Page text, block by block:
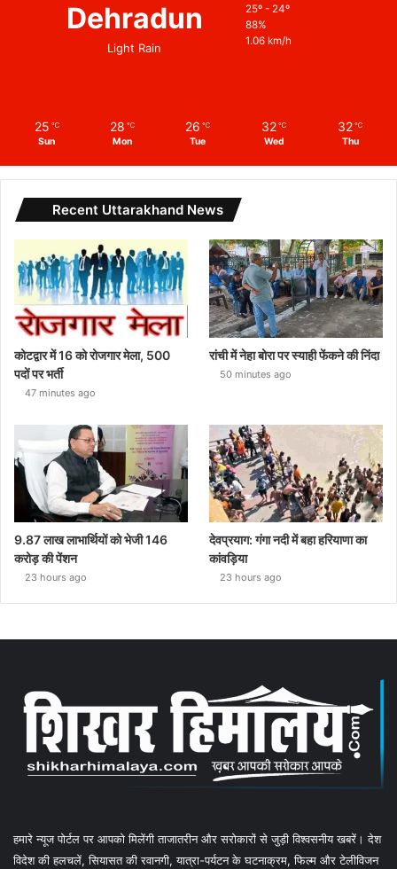
Dehradun
Light Rain
25º - 24º
88%
1.06 km/h
25 ℃
Sun
28 ℃
Mon
26 ℃
Tue
32 ℃
Wed
32 ℃
Thu
Recent Uttarakhand News
कोटद्वार में 16 को रोजगार मेला, 500
पदों पर भर्ती
47 minutes ago
रांची में नेहा बोरा पर स्याही फेंकने की निंदा
50 minutes ago
9.87 लाख लाभार्थियों को भेजी 146
करोड़ की पेंशन
23 hours ago
देवप्रयाग: गंगा नदी में बहा हरियाणा का
कांवड़िया
23 hours ago
हमारे न्यूज पोर्टल पर आपको मिलेंगी ताजातरीन और सरोकारों से जुड़ी विश्वसनीय खबरें। देश
विदेश की हलचलें, सियासत की रवानगी, यात्रा-पर्यटन के घटनाक्रम, फिल्म और टेलीविजन